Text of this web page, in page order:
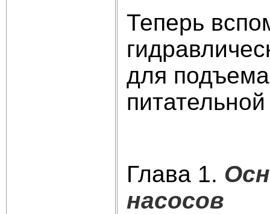
Теперь
для
Глава 1.
насосов